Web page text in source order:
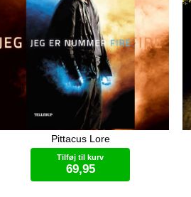
Jeg var kun et barn da vores
hjemplanet Lorien blev invaderet af
de koldblodige mogadorianere. I
begyndelsen var vi ni, alle ni med
forskellige paranormale evner. Vores
Pittacus Lore
Tilføj til kurv
69,95